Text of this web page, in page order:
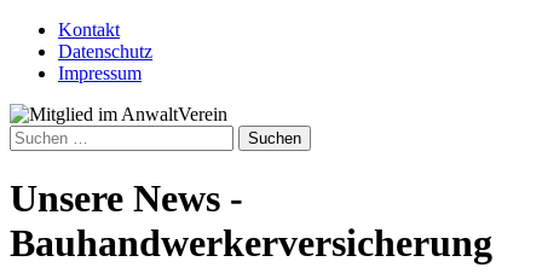
Kontakt
Datenschutz
Impressum
Suchen
nach:
Unsere News -
Bauhandwerkerversicherung